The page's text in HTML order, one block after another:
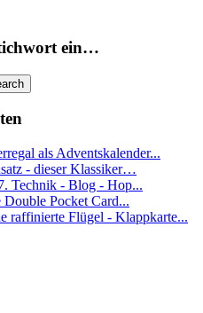
ein…
als Adventskalender...
- dieser Klassiker…
Technik - Blog - Hop...
Pocket Card...
raffinierte Flügel - Klappkarte...